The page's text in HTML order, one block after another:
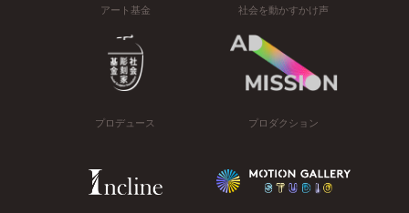
アート基金 社会を動かすかけ声
プロデュース プロダクション